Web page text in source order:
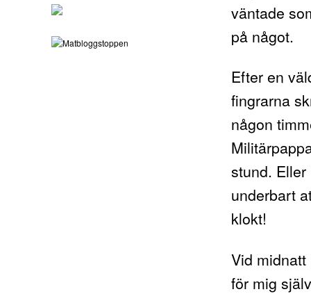
väntade
på något.
Efter en
fingrarna
någon
stund.
underbart
klokt!
Vid
för mig